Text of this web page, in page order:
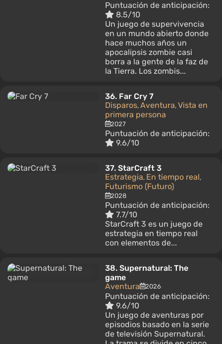
Puntuación de anticipación:
8.5/10
Un juego de supervivencia
en un mundo abierto donde
hace muchos años un
apocalipsis zombie casi
borra a la gente de la faz de
la Tierra. Los zombis...
36. Far Cry 7
Disparos, Aventura, Vista en
primera persona
2027
Puntuación de anticipación:
9.6/10
37. StarCraft 3
Estrategia, En tiempo real,
Futurismo (Futuro)
2028
Puntuación de anticipación:
7.7/10
StarCraft 3 es un juego de
estrategia en tiempo real
con elementos de...
38. Supernatural: The
game
Aventura
2026
Puntuación de anticipación:
9.6/10
Un juego de aventuras por
episodios basado en la serie
de televisión Supernatural.